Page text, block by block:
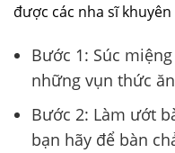
được các nha sĩ
Bước 1: Súc
những vụn thức
Bước 2: Làm ướt
bạn hãy để bàn